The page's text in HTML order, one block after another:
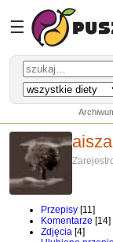
☰
aisza
Przepisy [11]
Komentarze [14]
Zdjęcia [4]